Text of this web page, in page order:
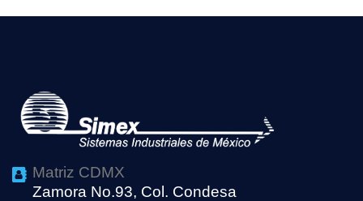
Matriz CDMX
Zamora No.93, Col. Condesa